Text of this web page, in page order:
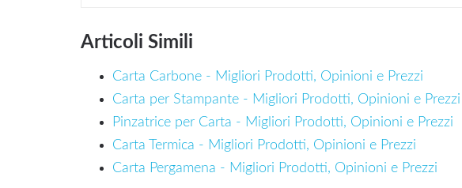
Articoli Simili
Carta Carbone - Migliori Prodotti, Opinioni e Prezzi
Carta per Stampante - Migliori Prodotti, Opinioni e Prezzi
Pinzatrice per Carta - Migliori Prodotti, Opinioni e Prezzi
Carta Termica - Migliori Prodotti, Opinioni e Prezzi
Carta Pergamena - Migliori Prodotti, Opinioni e Prezzi